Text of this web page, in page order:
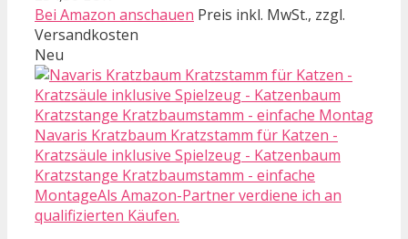
Bei Amazon anschauen Preis inkl. MwSt., zzgl.
Versandkosten
Neu
Navaris Kratzbaum Kratzstamm für Katzen -
Kratzsäule inklusive Spielzeug - Katzenbaum
Kratzstange Kratzbaumstamm - einfache
MontageAls Amazon-Partner verdiene ich an
qualifizierten Käufen.